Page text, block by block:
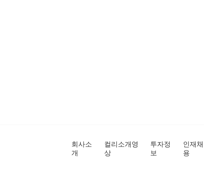
회사소
개
컬리소개영
상
투자정
보
인재채
용